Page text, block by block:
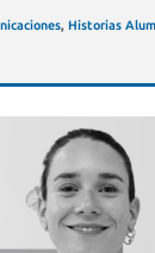
, Historias